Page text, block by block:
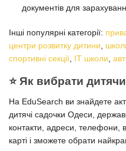
документів для
Інші популярні категорії:
центри розвитку дитини
спортивні секції ІТ школи
⭐️ Як вибрати
На EduSearch ви знайдете
дитячі садочки Одеси,
контакти, адреси, телефони,
карті і зможете обрати